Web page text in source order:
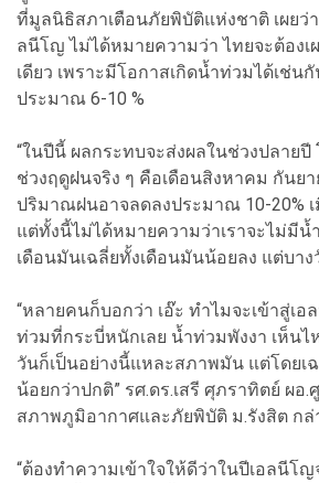
ที่มูลนิธิสภาเตือนภัยพิบัติแห่งชาติ เผยว่
ลนีโญ ไม่ได้หมายความว่า ไทยจะต้อง
เดียว เพราะมีโอกาสเกิดน้ำท่วมได้เช่น
ประมาณ 6-10 %
“ในปีนี้ ผลกระทบจะส่งผลในช่วงปลาย
ช่วงฤดูฝนจริง ๆ คือเดือนสิงหาคม กันย
ปริมาณฝนอาจลดลงประมาณ 10-20% เ
แต่ทั้งนี้ไม่ได้หมายความว่าเราจะไม่มีน้
เดือนมันเฉลี่ยทั้งเดือนมันน้อยลง แต่บา
“หลายคนก็บอกว่า เอ๊ะ ทำไมจะเข้าสู่เ
ท่วมที่กระบี่หนักเลย น้ำท่วมพังงา เห็นไ
วันก็เป็นอย่างนี้แหละสภาพมัน แต่โดยเ
น้อยกว่าปกติ” รศ.ดร.เสรี ศุภราทิตย์ ผอ.
สภาพภูมิอากาศและภัยพิบัติ ม.รังสิต กล่
“ต้องทำความเข้าใจให้ดีว่าในปีเอลนีโ